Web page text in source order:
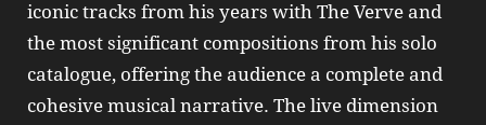
iconic tracks from his years with The Verve and
the most significant compositions from his solo
catalogue, offering the audience a complete and
cohesive musical narrative. The live dimension